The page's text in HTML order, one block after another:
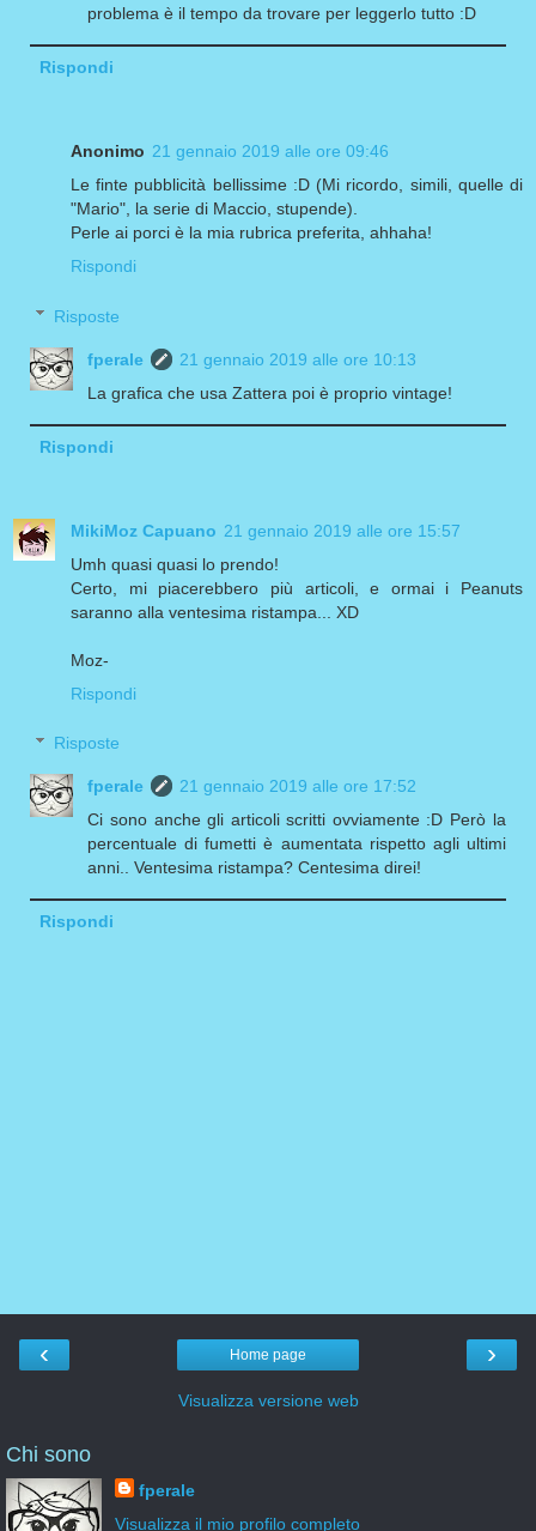
problema è il tempo da trovare per leggerlo tutto :D
Rispondi
Anonimo 21 gennaio 2019 alle ore 09:46
Le finte pubblicità bellissime :D (Mi ricordo, simili, quelle di
"Mario", la serie di Maccio, stupende).
Perle ai porci è la mia rubrica preferita, ahhaha!
Rispondi
Risposte
fperale
21 gennaio 2019 alle ore 10:13
La grafica che usa Zattera poi è proprio vintage!
Rispondi
MikiMoz Capuano 21 gennaio 2019 alle ore 15:57
Umh quasi quasi lo prendo!
Certo, mi piacerebbero più articoli, e ormai i Peanuts
saranno alla ventesima ristampa... XD
Moz-
Rispondi
Risposte
fperale
21 gennaio 2019 alle ore 17:52
Ci sono anche gli articoli scritti ovviamente :D Però la
percentuale di fumetti è aumentata rispetto agli ultimi
anni.. Ventesima ristampa? Centesima direi!
Rispondi
‹ ›
Home page
Visualizza versione web
Chi sono
fperale
Visualizza il mio profilo completo